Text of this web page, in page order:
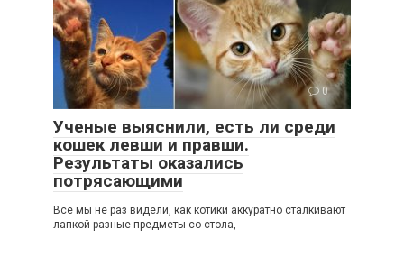
0
Ученые выяснили, есть ли среди
кошек левши и правши.
Результаты оказались
потрясающими
Все мы не раз видели, как котики аккуратно сталкивают
лапкой разные предметы со стола,